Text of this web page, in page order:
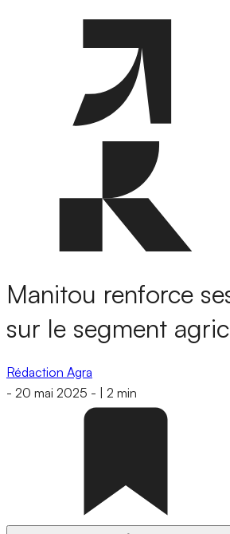
Manitou renforce
sur le segment
Rédaction Agra
- 20 mai 2025 - 2 min